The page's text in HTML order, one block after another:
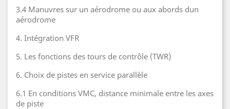
3.4 Manuvres sur un aérodrome ou aux abords dun
aérodrome
4. Intégration VFR
5. Les fonctions des tours de contrôle (TWR)
6. Choix de pistes en service parallèle
6.1 En conditions VMC, distance minimale entre les axes
de piste